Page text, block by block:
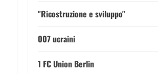
"Ricostruzione e sviluppo"
007 ucraini
1 FC Union Berlin